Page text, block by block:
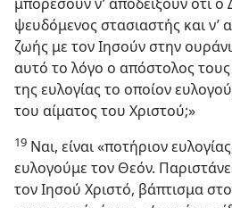
ψευδόμενος στασιαστής και ν’
ζωής με τον Ιησούν στην
αυτό το λόγο ο απόστολος
της ευλογίας το οποίον
του αίματος του Χριστού;»
19 Ναι, είναι «ποτήριον
ευλογούμε τον Θεόν.
τον Ιησού Χριστό, βάπτισμα